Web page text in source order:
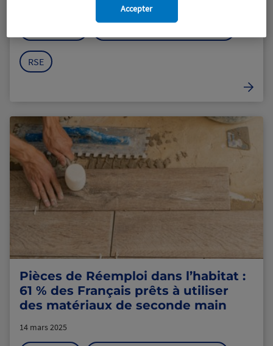
RSE
Pièces de Réemploi dans l’habitat :
61 % des Français prêts à utiliser
des matériaux de seconde main
14 mars 2025
Accepter